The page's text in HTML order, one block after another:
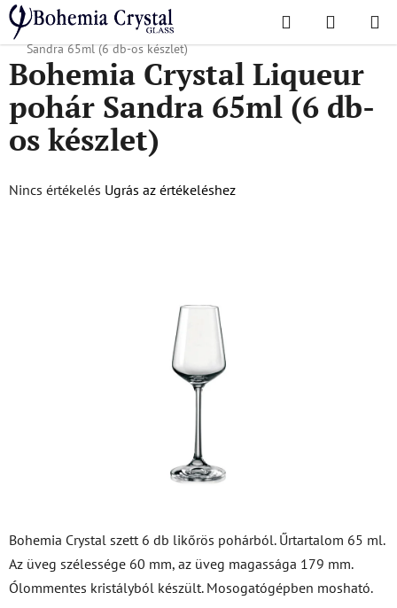
Ugrás
fő
tartalomhoz
Keresés KOSÁR
Kezdőlap
/ Népszerű kollekciók / Sandra
Bohemia Crystal Liqueur pohár
Sandra 65ml (6 db-os készlet)
Bohemia Crystal szett 6 db likőrös pohárból. Űrtartalom 65 ml.
Az üveg szélessége 60 mm, az üveg magassága 179 mm.
Ólommentes kristályból készült. Mosogatógépben mosható.
Bohemia Crystal Liqueur
pohár Sandra 65ml (6 db-
os készlet)
A
Nincs értékelés Ugrás az értékeléshez